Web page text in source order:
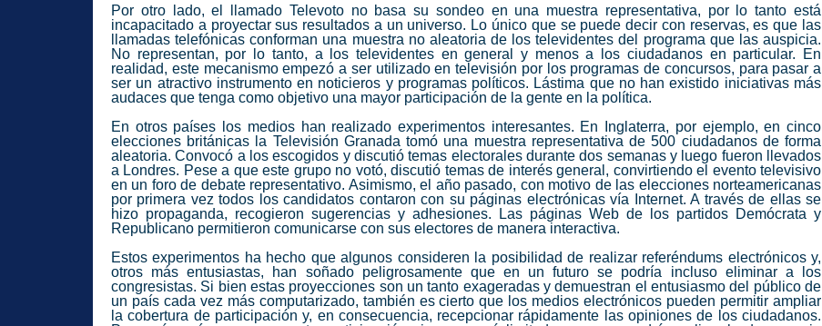
Por otro lado, el llamado Televoto no basa su sondeo en una muestra representativa, por lo tanto está
incapacitado a proyectar sus resultados a un universo. Lo único que se puede decir con reservas, es que las
llamadas telefónicas conforman una muestra no aleatoria de los televidentes del programa que las auspicia.
No representan, por lo tanto, a los televidentes en general y menos a los ciudadanos en particular. En
realidad, este mecanismo empezó a ser utilizado en televisión por los programas de concursos, para pasar a
ser un atractivo instrumento en noticieros y programas políticos. Lástima que no han existido iniciativas más
audaces que tenga como objetivo una mayor participación de la gente en la política.
En otros países los medios han realizado experimentos interesantes. En Inglaterra, por ejemplo, en cinco
elecciones británicas la Televisión Granada tomó una muestra representativa de 500 ciudadanos de forma
aleatoria. Convocó a los escogidos y discutió temas electorales durante dos semanas y luego fueron llevados
a Londres. Pese a que este grupo no votó, discutió temas de interés general, convirtiendo el evento televisivo
en un foro de debate representativo. Asimismo, el año pasado, con motivo de las elecciones norteamericanas
por primera vez todos los candidatos contaron con su páginas electrónicas vía Internet. A través de ellas se
hizo propaganda, recogieron sugerencias y adhesiones. Las páginas Web de los partidos Demócrata y
Republicano permitieron comunicarse con sus electores de manera interactiva.
Estos experimentos ha hecho que algunos consideren la posibilidad de realizar referéndums electrónicos y,
otros más entusiastas, han soñado peligrosamente que en un futuro se podría incluso eliminar a los
congresistas. Si bien estas proyecciones son un tanto exageradas y demuestran el entusiasmo del público de
un país cada vez más computarizado, también es cierto que los medios electrónicos pueden permitir ampliar
la cobertura de participación y, en consecuencia, recepcionar rápidamente las opiniones de los ciudadanos.